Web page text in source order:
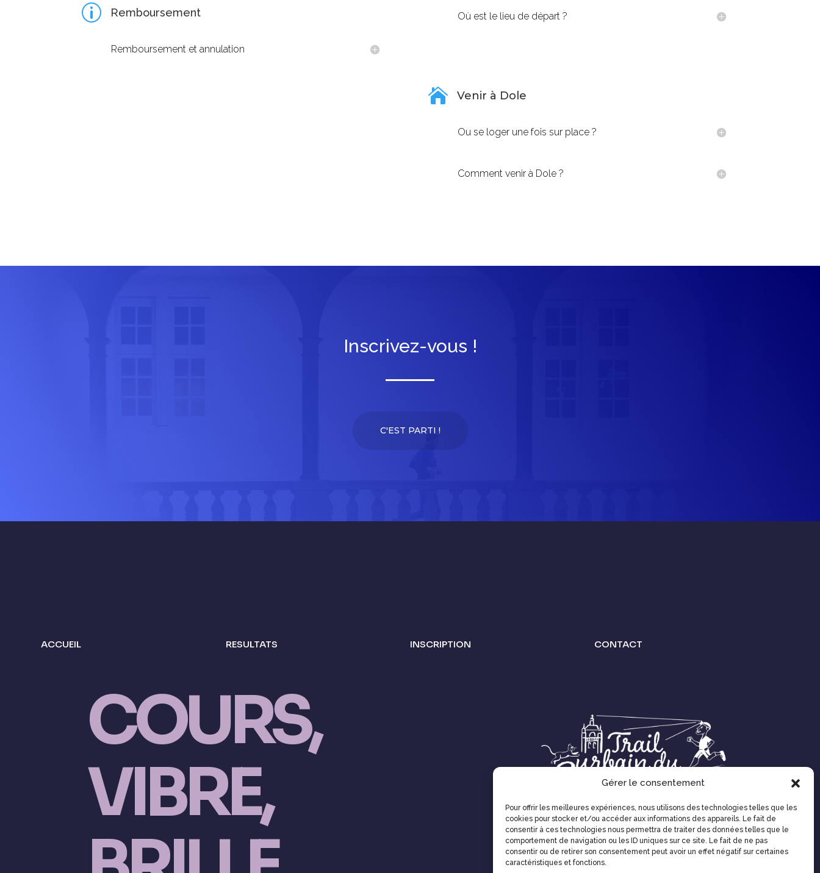
Gérer le consentement
Pour offrir les meilleures expériences, nous utilisons des technologies telles que les
cookies pour stocker et/ou accéder aux informations des appareils. Le fait de
consentir à ces technologies nous permettra de traiter des données telles que le
comportement de navigation ou les ID uniques sur ce site. Le fait de ne pas
consentir ou de retirer son consentement peut avoir un effet négatif sur certaines
caractéristiques et fonctions.
p Remboursement
Remboursement et annulation
Où est le lieu de départ ?
 Venir à Dole
Ou se loger une fois sur place ?
Comment venir à Dole ?
Inscrivez-vous !
C'EST PARTI !
ACCUEIL RESULTATS INSCRIPTION CONTACT
COURS,
VIBRE,
SUIVEZ NOUS SUR LES RÉSEAUX